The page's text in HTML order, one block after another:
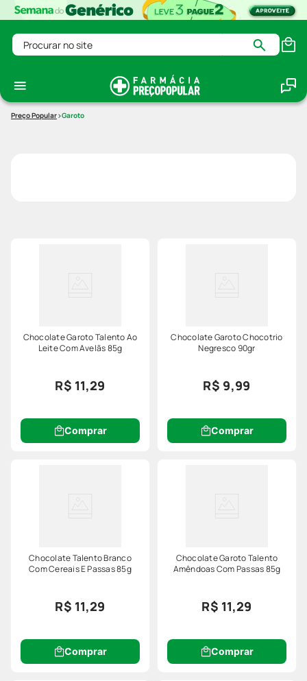
Procurar no site
Garoto
Chocolate Garoto Talento Ao
Leite Com Avelãs 85g
R$ 11,29
Comprar
Chocolate Garoto Chocotrio
Negresco 90gr
R$ 9,99
Comprar
Chocolate Talento Branco
Com Cereais E Passas 85g
R$ 11,29
Comprar
Chocolate Garoto Talento
Amêndoas Com Passas 85g
R$ 11,29
Comprar